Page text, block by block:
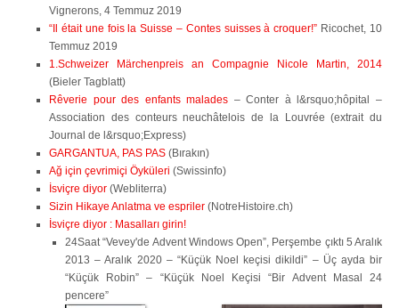
Vignerons, 4 Temmuz 2019
“Il était une fois la Suisse – Contes suisses à croquer!” Ricochet, 10
Temmuz 2019
1.Schweizer Märchenpreis an Compagnie Nicole Martin, 2014
(Bieler Tagblatt)
Rêverie pour des enfants malades – Conter à l&rsquo;hôpital –
Association des conteurs neuchâtelois de la Louvrée (extrait du
Journal de l&rsquo;Express)
GARGANTUA, PAS PAS (Bırakın)
Ağ için çevrimiçi Öyküleri (Swissinfo)
İsviçre diyor (Webliterra)
Sizin Hikaye Anlatma ve espriler (NotreHistoire.ch)
İsviçre diyor : Masalları girin!
24Saat “Vevey'de Advent Windows Open”, Perşembe çıktı 5 Aralık
2013 – Aralık 2020 – “Küçük Noel keçisi dikildi” – Üç ayda bir
“Küçük Robin” – “Küçük Noel Keçisi “Bir Advent Masal 24
pencere”